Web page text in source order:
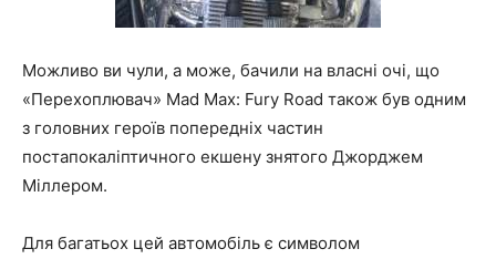
Можливо ви чули, а може, бачили на власні очі, що
«Перехоплювач» Mad Max: Fury Road також був одним
з головних героїв попередніх частин
постапокаліптичного екшену знятого Джорджем
Міллером.
Для багатьох цей автомобіль є символом